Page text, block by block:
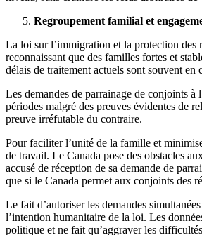
Regroupement familial et
La loi sur l’immigration et la protection des
reconnaissant que des familles fortes et
délais de traitement actuels sont souvent
Les demandes de parrainage de conjoints à
périodes malgré des preuves évidentes de
preuve irréfutable du contraire.
Pour faciliter l’unité de la famille et
de travail. Le Canada pose des obstacles
accusé de réception de sa demande de
que si le Canada permet aux conjoints des
Le fait d’autoriser les demandes
l’intention humanitaire de la loi. Les
politique et ne fait qu’aggraver les